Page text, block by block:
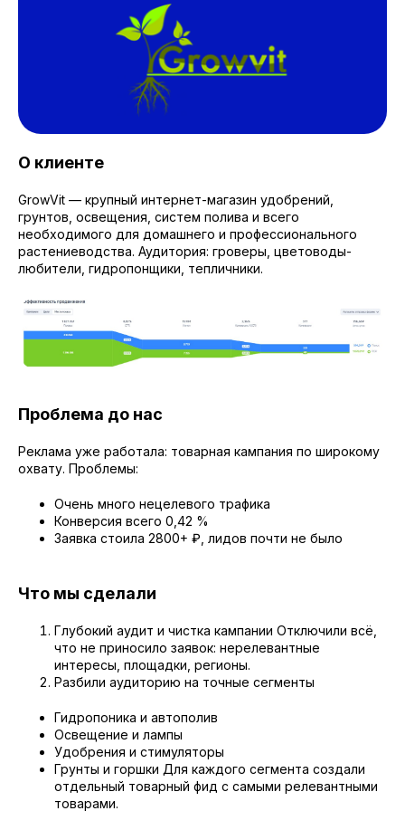
О клиенте
GrowVit — крупный интернет-магазин удобрений,
грунтов, освещения, систем полива и всего
необходимого для домашнего и профессионального
растениеводства. Аудитория: гроверы, цветоводы-
любители, гидропонщики, тепличники.
Проблема до нас
Реклама уже работала: товарная кампания по широкому
охвату. Проблемы:
Очень много нецелевого трафика
Конверсия всего 0,42 %
Заявка стоила 2800+ ₽, лидов почти не было
Что мы сделали
Глубокий аудит и чистка кампании Отключили всё,
что не приносило заявок: нерелевантные
интересы, площадки, регионы.
Разбили аудиторию на точные сегменты
Гидропоника и автополив
Освещение и лампы
Удобрения и стимуляторы
Грунты и горшки Для каждого сегмента создали
отдельный товарный фид с самыми релевантными
товарами.